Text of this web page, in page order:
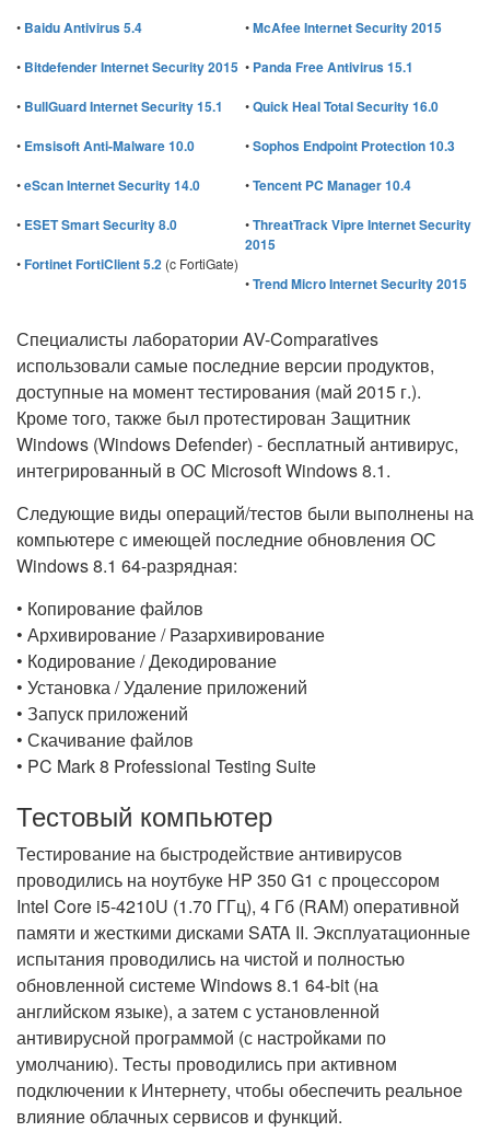
• Baidu Antivirus 5.4
• Bitdefender Internet Security 2015
• BullGuard Internet Security 15.1
• Emsisoft Anti-Malware 10.0
•eScan Internet Security 14.0
• ESET Smart Security 8.0
•Fortinet FortiClient 5.2 (c FortiGate)
•McAfee Internet Security 2015
• Panda Free Antivirus 15.1
•Quick Heal Total Security 16.0
•Sophos Endpoint Protection 10.3
•Tencent PC Manager 10.4
•ThreatTrack Vipre Internet Security
2015
•Trend Micro Internet Security 2015
Специалисты лаборатории AV-Comparatives
использовали самые последние версии продуктов,
доступные на момент тестирования (май 2015 г.).
Кроме того, также был протестирован Защитник
Windows (Windows Defender) - бесплатный антивирус,
интегрированный в ОС Microsoft Windows 8.1.
Следующие виды операций/тестов были выполнены на
компьютере с имеющей последние обновления ОС
Windows 8.1 64-разрядная:
• Копирование файлов
• Архивирование / Разархивирование
• Кодирование / Декодирование
• Установка / Удаление приложений
• Запуск приложений
• Скачивание файлов
• PC Mark 8 Professional Testing Suite
Тестовый компьютер
Тестирование на быстродействие антивирусов
проводились на ноутбуке HP 350 G1 с процессором
Intel Core i5-4210U (1.70 ГГц), 4 Гб (RAM) оперативной
памяти и жесткими дисками SATA II. Эксплуатационные
испытания проводились на чистой и полностью
обновленной системе Windows 8.1 64-bit (на
английском языке), а затем с установленной
антивирусной программой (с настройками по
умолчанию). Тесты проводились при активном
подключении к Интернету, чтобы обеспечить реальное
влияние облачных сервисов и функций.